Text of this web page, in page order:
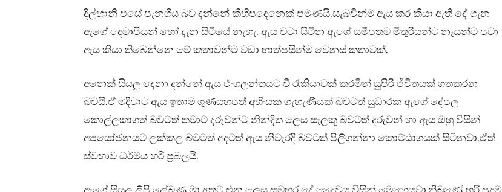
දිල්හානි එසේ පැනගිය බව දන්නේ කිහිපදෙනෙක් පමණයි.සැබවින්ම ඇය කර කියා ඇති දේ ගැන
ඇගේ දෙමාපියන් හෝ දැන සිටියේ නැහැ. ඇය වටා සිටින ඇගේ සමීපතම මිතුරියන්ට නෑයන්ට පවා
ඇය කියා තිබෙන්නෙ මේ කතාවන්ට වඩා හාත්පසින්ම වෙනස් කතාවක්.
අනෙක් සියලු දෙනා දන්නේ ඇය එංගලන්තයට වී රැකියාවක් කරමින් සුපිරි ජීවිතයක් ගතකරන
බවයි.ඒ මදිවාට ඇය ඉතාම ගුණයහපත් අහිංසක ගැහැණියක් බවටත් සුධාරක ඇගේ දේපල
කොල්ලකාගත් බවටත් තමාට දරුවන්ට නින්දිත ලෙස සැලකූ බවටත් දරුවන් හා ඇය ඔහු විසින්
අපයෝජනයට ලක්කල බවටත් අදටත් ඇය නිවැරදි බවටත් පිලිගන්නා කොට්ඨාශයක් සිටිනවා.ඒත්
ස්වභාව ධර්මය හරි ප්‍රබලයි.